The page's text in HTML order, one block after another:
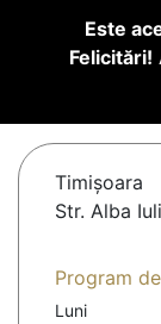
Este
Felicitări!
Timişoara
Str. Alba
Program
Luni